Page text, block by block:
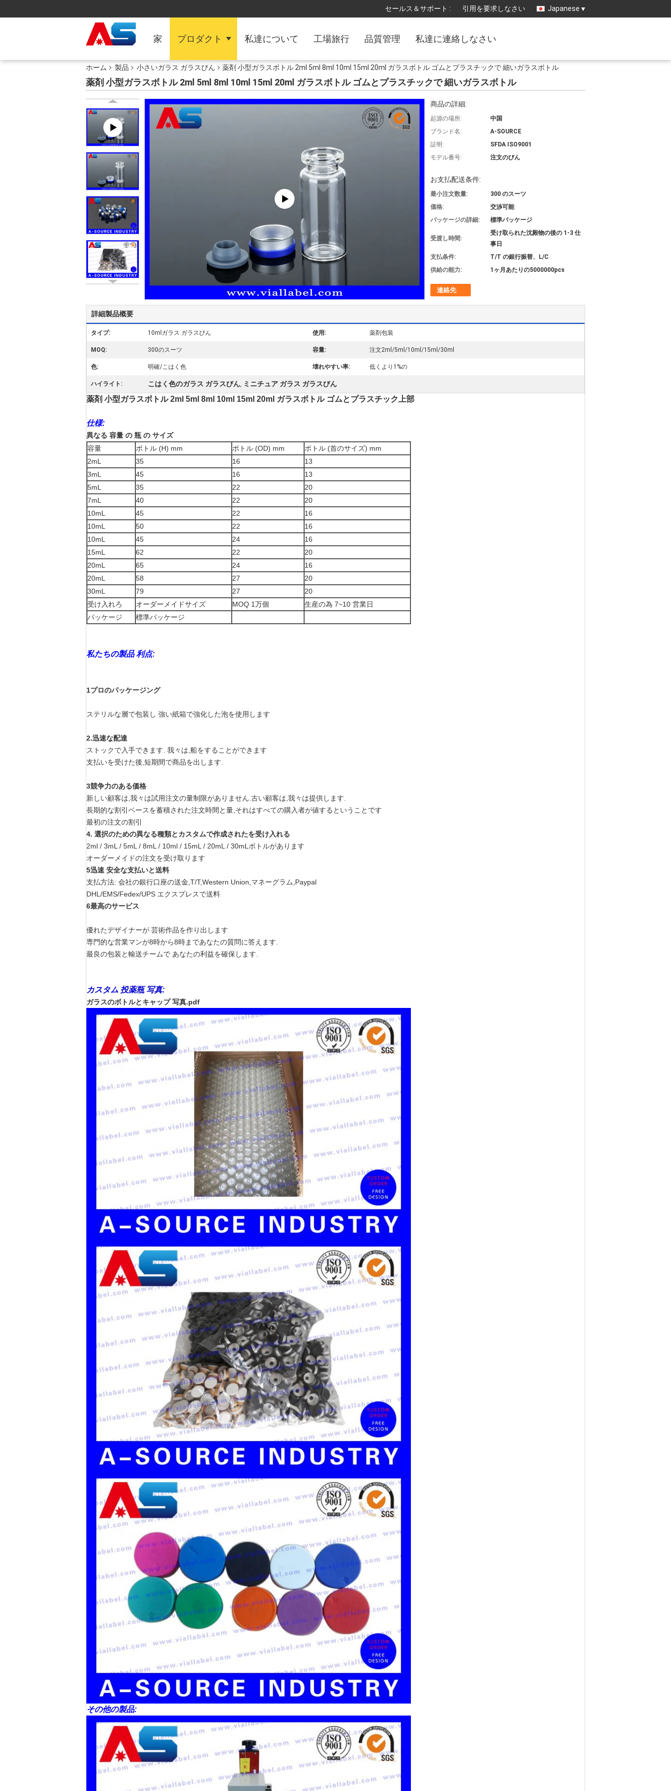
セールス＆サポート : 引用を要求しなさい Japanese
家 プロダクト 私達について 工場旅行 品質管理 私達に連絡しなさい
ホーム 製品 小さいガラス ガラスびん 薬剤 小型ガラスボトル 2ml 5ml 8ml 10ml 15ml 20ml ガラスボトル ゴムとプラスチックで 細いガラスボトル
薬剤 小型ガラスボトル 2ml 5ml 8ml 10ml 15ml 20ml ガラスボトル ゴムとプラスチックで 細いガラスボトル
商品の詳細:
起源の場所:
中国
ブランド名:
A-SOURCE
証明:
SFDA ISO9001
モデル番号:
注文のびん
お支払配送条件:
最小注文数量:
300 のスーツ
価格:
交渉可能
パッケージの詳細:
標準パッケージ
受渡し時間:
受け取られた沈殿物の後の 1-3 仕
事日
支払条件:
T/T の銀行振替、L/C
供給の能力:
1ヶ月あたりの5000000pcs
連絡先
詳細製品概要
タイプ: 10mlガラス ガラスびん 使用: 薬剤包装
MOQ: 300のスーツ 容量: 注文2ml/5ml/10ml/15ml/30ml
色: 明確/こはく色 壊れやすい率: 低くより1%の
ハイライト: こはく色のガラス ガラスびん, ミニチュア ガラス ガラスびん
薬剤 小型ガラスボトル 2ml 5ml 8ml 10ml 15ml 20ml ガラスボトル ゴムとプラスチック上部
仕様:
異なる 容量 の 瓶 の サイズ
容量
ボトル (H) mm ボトル (OD) mm
ボトル (首のサイズ) mm
2mL
35 16
13
3mL
45 16
13
5mL
35 22
20
7mL
40 22
20
10mL
45 22
16
10mL
50 22
16
10mL
45 24
16
15mL
62 22
20
20mL
65 24
16
20mL
58 27
20
30mL
79 27
20
受け入れろ
オーダーメイドサイズ MOQ 1万個
生産の為 7~10 営業日
パッケージ
標準パッケージ
私たちの製品 利点:
1プロのパッケージング
ステリルな層で包装し 強い紙箱で強化した泡を使用します
2.迅速な配達
ストックで入手できます. 我々は,船をすることができます
支払いを受けた後,短期間で商品を出します.
3競争力のある価格
新しい顧客は,我々は試用注文の量制限がありません.古い顧客は,我々は提供します.
長期的な割引ベースを蓄積された注文時間と量,それはすべての購入者が値するということです
最初の注文の割引
4. 選択のための異なる種類とカスタムで作成されたを受け入れる
2ml / 3mL / 5mL / 8mL / 10ml / 15mL / 20mL / 30mLボトルがあります
オーダーメイドの注文を受け取ります
5迅速 安全な支払いと送料
支払方法: 会社の銀行口座の送金,T/T,Western Union,マネーグラム,Paypal
DHL/EMS/Fedex/UPS エクスプレスで送料
6最高のサービス
優れたデザイナーが 芸術作品を作り出します
専門的な営業マンが8時から8時まであなたの質問に答えます.
最良の包装と輸送チームで あなたの利益を確保します.
カスタム 投薬瓶 写真:
ガラスのボトルとキャップ 写真.pdf
その他の製品: